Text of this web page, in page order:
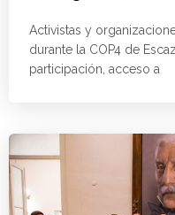
Activistas y
durante la COP4 de
participación, acceso a